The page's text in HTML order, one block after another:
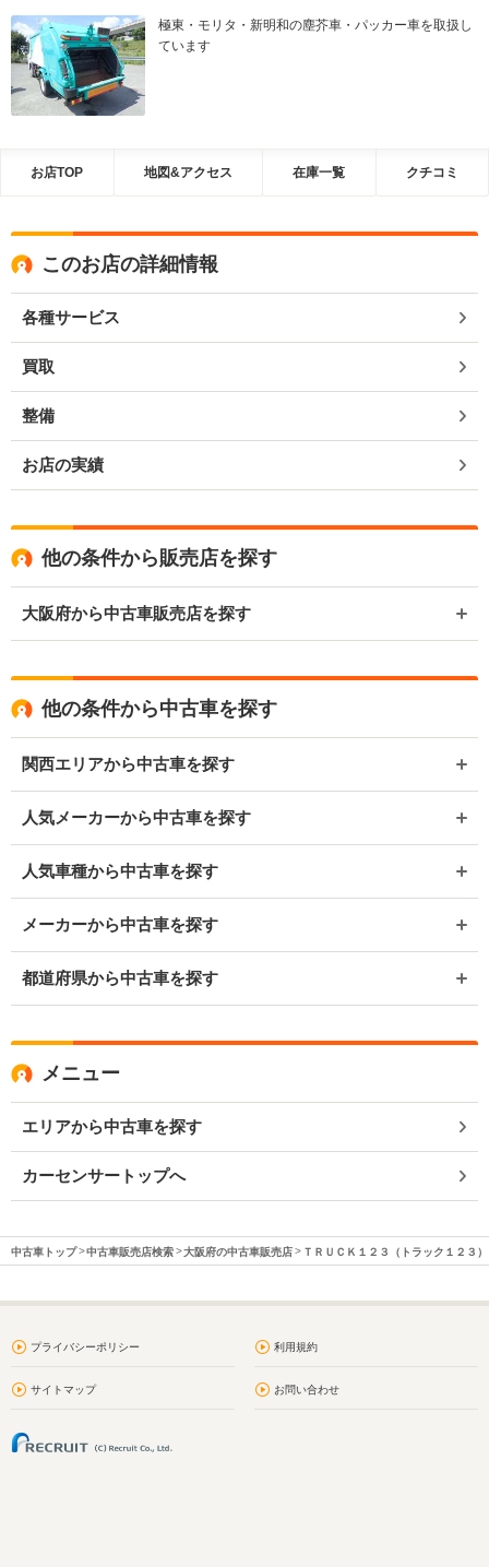
極東・モリタ・新明和の塵芥車・パッカー車を取扱し
ています
お店TOP 地図&アクセス 在庫一覧 クチコミ
このお店の詳細情報
各種サービス
買取
整備
お店の実績
他の条件から販売店を探す
大阪府から中古車販売店を探す
他の条件から中古車を探す
関西エリアから中古車を探す
人気メーカーから中古車を探す
人気車種から中古車を探す
メーカーから中古車を探す
都道府県から中古車を探す
メニュー
エリアから中古車を探す
カーセンサートップへ
中古車トップ 中古車販売店検索 大阪府の中古車販売店 ＴＲＵＣＫ１２３（トラック１２３）
プライバシーポリシー 利用規約
サイトマップ お問い合わせ